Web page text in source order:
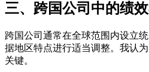
三、跨国公司中的绩
跨国公司通常在全球范围内设立
据地区特点进行适当调整。我认
关键。